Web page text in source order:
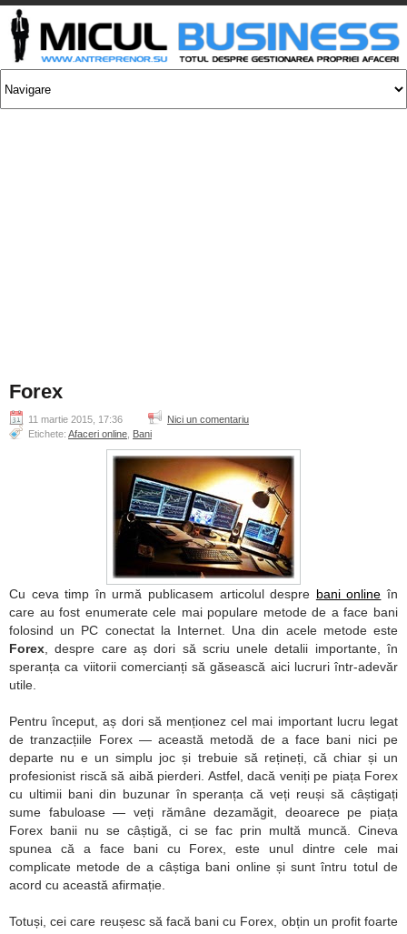
Forex
11 martie 2015, 17:36
Nici un comentariu
Etichete: Afaceri online Bani
Cu ceva timp în urmă publicasem articolul despre bani online în
care au fost enumerate cele mai populare metode de a face bani
folosind un PC conectat la Internet. Una din acele metode este
Forex, despre care aș dori să scriu unele detalii importante, în
speranța ca viitorii comercianți să găsească aici lucruri într-adevăr
utile.
Pentru început, aș dori să menționez cel mai important lucru legat
de tranzacțiile Forex — această metodă de a face bani nici pe
departe nu e un simplu joc și trebuie să rețineți, că chiar și un
profesionist riscă să aibă pierderi. Astfel, dacă veniți pe piața Forex
cu ultimii bani din buzunar în speranța că veți reuși să câștigați
sume fabuloase — veți rămâne dezamăgit, deoarece pe piața
Forex banii nu se câștigă, ci se fac prin multă muncă. Cineva
spunea că a face bani cu Forex, este unul dintre cele mai
complicate metode de a câștiga bani online și sunt întru totul de
acord cu această afirmație.
Totuși, cei care reușesc să facă bani cu Forex, obțin un profit foarte